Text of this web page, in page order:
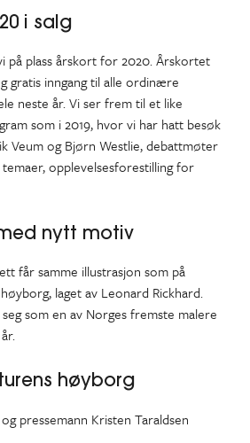
i salg
på plass årskort for 2020. Årskortet
gratis inngang til alle ordinære
neste år. Vi ser frem til et like
som i 2019, hvor vi har hatt besøk
Veum og Bjørn Westlie, debattmøter
opplevelsesforestilling for
nytt motiv
får samme illustrasjon som på
laget av Leonard Rickhard.
som en av Norges fremste malere
høyborg
pressemann Kristen Taraldsen